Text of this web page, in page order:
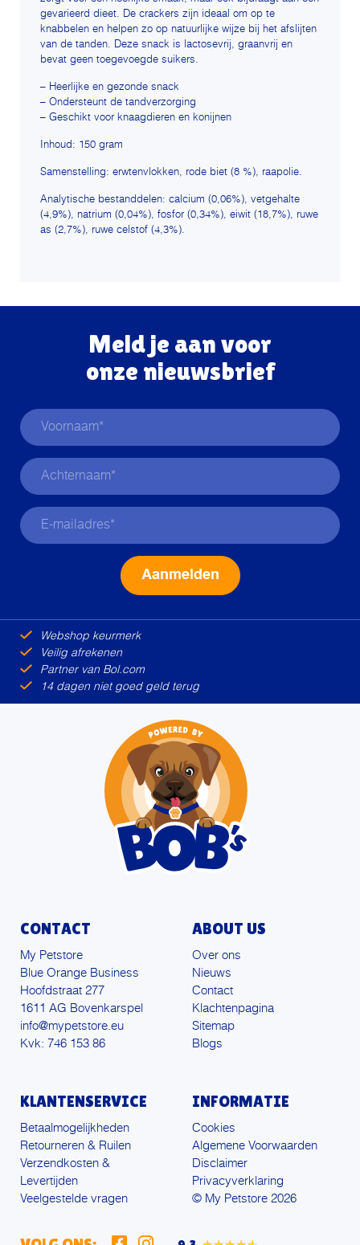
gevarieerd dieet. De crackers zijn ideaal om op te
knabbelen en helpen zo op natuurlijke wijze bij het afslijten
van de tanden. Deze snack is lactosevrij, graanvrij en
bevat geen toegevoegde suikers.
– Heerlijke en gezonde snack
– Ondersteunt de tandverzorging
– Geschikt voor knaagdieren en konijnen
Inhoud: 150 gram
Samenstelling: erwtenvlokken, rode biet (8 %), raapolie.
Analytische bestanddelen: calcium (0,06%), vetgehalte
(4,9%), natrium (0,04%), fosfor (0,34%), eiwit (18,7%), ruwe
as (2,7%), ruwe celstof (4,3%).
Meld je aan voor
onze nieuwsbrief
Webshop keurmerk
Veilig afrekenen
Partner van Bol.com
14 dagen niet goed geld terug
CONTACT
My Petstore
Blue Orange Business
Hoofdstraat 277
1611 AG Bovenkarspel
info@mypetstore.eu
Kvk: 746 153 86
ABOUT US
Over ons
Nieuws
Contact
Klachtenpagina
Sitemap
Blogs
KLANTENSERVICE
Betaalmogelijkheden
Retourneren & Ruilen
Verzendkosten &
Levertijden
Veelgestelde vragen
INFORMATIE
Cookies
Algemene Voorwaarden
Disclaimer
Privacyverklaring
© My Petstore 2026